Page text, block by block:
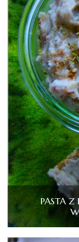
PASTA Z